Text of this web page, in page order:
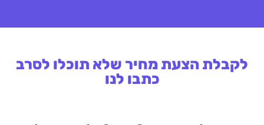
לקבלת הצעת מחיר שלא תוכלו לסרב
כתבו לנו